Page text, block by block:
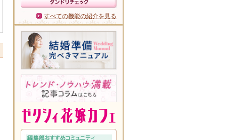
すべての機能の紹介を見る